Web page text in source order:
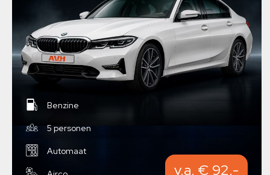
Benzine
5 personen
Automaat
v.a. € 92,-